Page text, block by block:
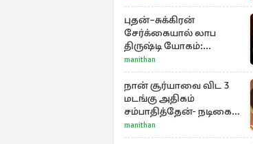
புதன்–சுக்கிரன்
சேர்க்கையால் லாப
திருஷ்டி யோகம்:
அதிர்ஷ்டம் பெறும் டாப் 3
ராசிகள்!
manithan
நான் சூர்யாவை விட 3
மடங்கு அதிகம்
சம்பாதித்தேன்- நடிகை
ஜோதிகா
manithan